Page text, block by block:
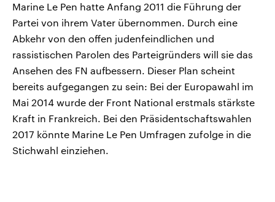
Marine Le Pen hatte Anfang 2011 die Führung der
Partei von ihrem Vater übernommen. Durch eine
Abkehr von den offen judenfeindlichen und
rassistischen Parolen des Parteigründers will sie das
Ansehen des FN aufbessern. Dieser Plan scheint
bereits aufgegangen zu sein: Bei der Europawahl im
Mai 2014 wurde der Front National erstmals stärkste
Kraft in Frankreich. Bei den Präsidentschaftswahlen
2017 könnte Marine Le Pen Umfragen zufolge in die
Stichwahl einziehen.